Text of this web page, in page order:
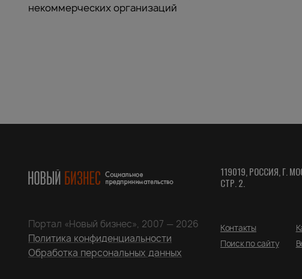
некоммерческих организаций
119019, РОССИЯ, Г.
СТР. 2.
Портал «Новый бизнес», 2007 — 2026
Политика конфиденциальности
Обработка персональных данных
Контакты
Поиск по сайту